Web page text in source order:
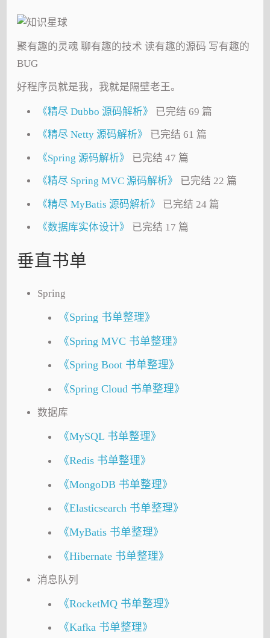
聚有趣的灵魂 聊有趣的技术 读有趣的源码 写有趣的
BUG
好程序员就是我，我就是隔壁老王。
《精尽 Dubbo 源码解析》 已完结 69 篇
《精尽 Netty 源码解析》 已完结 61 篇
《Spring 源码解析》 已完结 47 篇
《精尽 Spring MVC 源码解析》 已完结 22 篇
《精尽 MyBatis 源码解析》 已完结 24 篇
《数据库实体设计》 已完结 17 篇
垂直书单
Spring
《Spring 书单整理》
《Spring MVC 书单整理》
《Spring Boot 书单整理》
《Spring Cloud 书单整理》
数据库
《MySQL 书单整理》
《Redis 书单整理》
《MongoDB 书单整理》
《Elasticsearch 书单整理》
《MyBatis 书单整理》
《Hibernate 书单整理》
消息队列
《RocketMQ 书单整理》
《Kafka 书单整理》